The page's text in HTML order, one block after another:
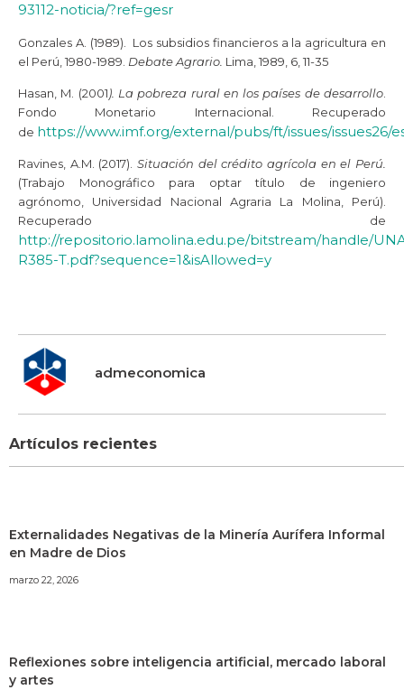
93112-noticia/?ref=gesr
Gonzales A. (1989). Los subsidios financieros a la agricultura en
el Perú, 1980-1989. Debate Agrario. Lima, 1989, 6, 11-35
Hasan, M. (2001). La pobreza rural en los países de desarrollo
Fondo Monetario Internacional. Recuperado
de https://www.imf.org/external/pubs/ft/issues/issues26/
Ravines, A.M. (2017). Situación del crédito agrícola en el Perú.
(Trabajo Monográfico para optar título de ingeniero
agrónomo, Universidad Nacional Agraria La Molina, Perú).
Recuperado de
http://repositorio.lamolina.edu.pe/bitstream/handle/
R385-T.pdf?sequence=1&isAllowed=y
admeconomica
Artículos recientes
Externalidades Negativas de la Minería Aurífera Informal
en Madre de Dios
marzo 22, 2026
Reflexiones sobre inteligencia artificial, mercado laboral
y artes